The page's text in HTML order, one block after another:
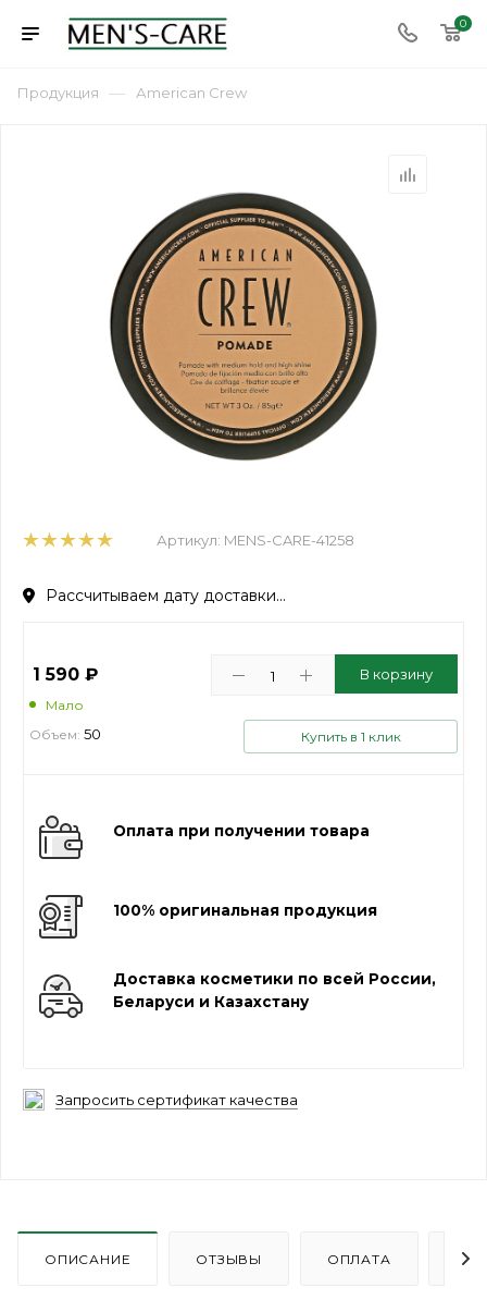
0
Продукция — Аmerican Сrew
Артикул: MENS-CARE-41258
Рассчитываем дату доставки...
1 590 ₽
Мало
Объем: 50
В корзину
Купить в 1 клик
Оплата при получении товара
100% оригинальная продукция
Доставка косметики по всей России,
Беларуси и Казахстану
Запросить сертификат качества
ОПИСАНИЕ ОТЗЫВЫ ОПЛАТА